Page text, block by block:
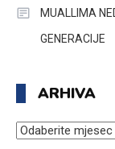
MUALLIMA
GENERACIJE
ARHIVA
ARHIVA